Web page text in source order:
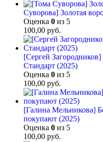
Суворова] Золотая
Оценка 0 из 5
100,00 руб.
[Сергей
Стандарт (2025)
Оценка 0 из 5
100,00 руб.
[Галина Мельникова]
покупают (2025)
Оценка 0 из 5
100,00 руб.